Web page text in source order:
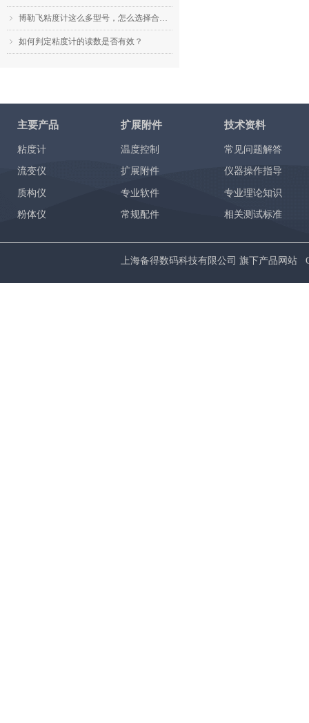
ꁇ 博勒飞粘度计这么多型号，怎么选择合适的机型？
ꁇ 如何判定粘度计的读数是否有效？
上海备得数码科技有限公司 旗下产品网站
常见问题解答
仪器操作指导
专业理论知识
相关测试标准
主要产品 技术资料
扩展附件
粘度计
流变仪
质构仪
粉体仪
温度控制
扩展附件
专业软件
常规配件